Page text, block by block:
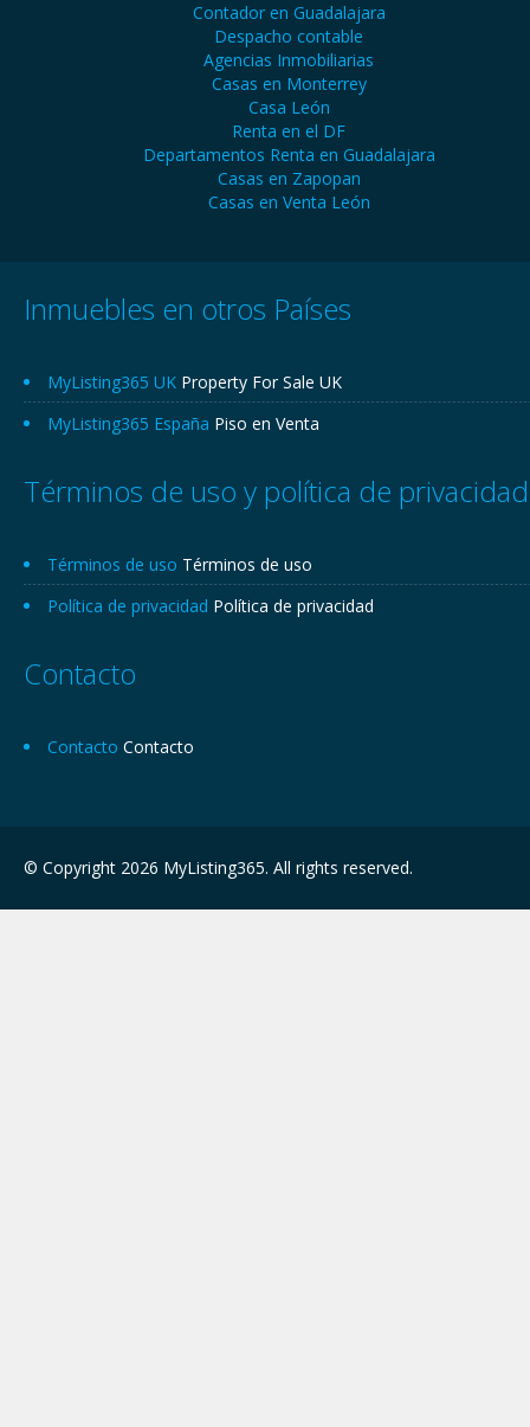
Contador en Guadalajara
Despacho contable
Agencias Inmobiliarias
Casas en Monterrey
Casa León
Renta en el DF
Departamentos Renta en Guadalajara
Casas en Zapopan
Casas en Venta León
Inmuebles en otros Países
MyListing365 UK Property For Sale UK
MyListing365 España Piso en Venta
Términos de uso y política de privacidad
Términos de uso Términos de uso
Política de privacidad Política de privacidad
Contacto
Contacto Contacto
© Copyright 2026 MyListing365. All rights reserved.